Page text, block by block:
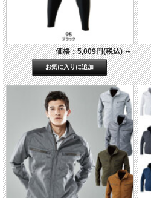
価格：5,009円(税込)～